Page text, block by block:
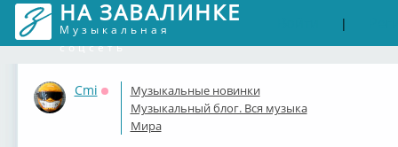
НА ЗАВАЛИНКЕ
Музыкальная
соцсеть
|
Cmi
Оффлайн
Музыкальные новинки
Музыкальный блог. Вся музыка
Мира